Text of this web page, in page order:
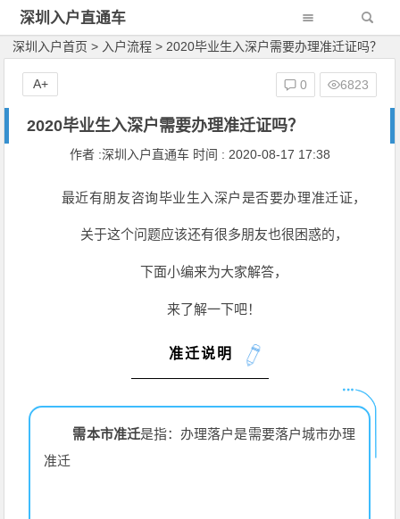
深圳入户直通车
深圳入户首页 > 入户流程 > 2020毕业生入深户需要办理准迁证吗？
2020毕业生入深户需要办理准迁证吗？
作者 :深圳入户直通车 时间 : 2020-08-17 17:38
0 6823
A+
最近有朋友咨询毕业生入深户是否要办理准迁证，
关于这个问题应该还有很多朋友也很困惑的，
下面小编来为大家解答，
来了解一下吧！
准迁说明
需本市准迁是指：办理落户是需要落户城市办理
准迁